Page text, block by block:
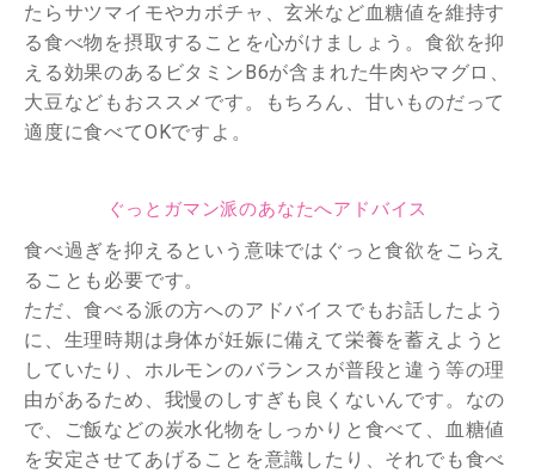
たらサツマイモやカボチャ、玄米など血糖値を維持す
る食べ物を摂取することを心がけましょう。食欲を抑
える効果のあるビタミンB6が含まれた牛肉やマグロ、
大豆などもおススメです。もちろん、甘いものだって
適度に食べてOKですよ。
ぐっとガマン派のあなたへアドバイス
食べ過ぎを抑えるという意味ではぐっと食欲をこらえ
ることも必要です。
ただ、食べる派の方へのアドバイスでもお話したよう
に、生理時期は身体が妊娠に備えて栄養を蓄えようと
していたり、ホルモンのバランスが普段と違う等の理
由があるため、我慢のしすぎも良くないんです。なの
で、ご飯などの炭水化物をしっかりと食べて、血糖値
を安定させてあげることを意識したり、それでも食べ